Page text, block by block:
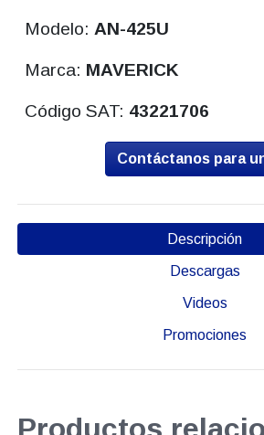
Modelo:AN-425U
Marca: MAVERICK
Código SAT: 43221706
Contáctanos para
Descripción
Descargas
Videos
Promociones